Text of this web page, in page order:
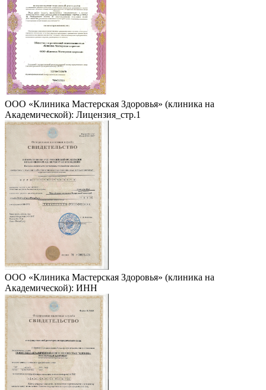
ООО «Клиника Мастерская Здоровья» (клиника на
Академической): Лицензия_стр.1
ООО «Клиника Мастерская Здоровья» (клиника на
Академической): ИНН